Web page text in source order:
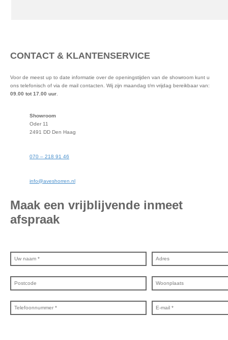
CONTACT & KLANTENSERVICE
Voor de meest up to date informatie over de openingstijden van de showroom kunt u
ons telefonisch of via de mail contacten. Wij zijn maandag t/m vrijdag bereikbaar van:
09.00 tot 17.00 uur
Showroom
Oder 11
2491 DD Den Haag
070 – 218 91 46
info@aveshorren.nl
Maak een vrijblijvende inmeet
afspraak